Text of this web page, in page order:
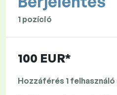
1 pozíció
100 EUR*
Hozzáférés 1 felhasználó